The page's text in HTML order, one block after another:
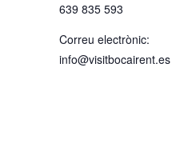
639 835 593
Correu electrònic:
info@visitbocairent.es